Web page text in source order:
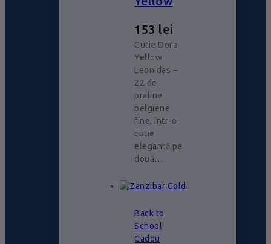
153 lei
Cutie Dora
Yellow
Leonidas –
22 de
praline
belgiene
fine, într-o
cutie
elegantă pe
două…
Back to
School
Cadou